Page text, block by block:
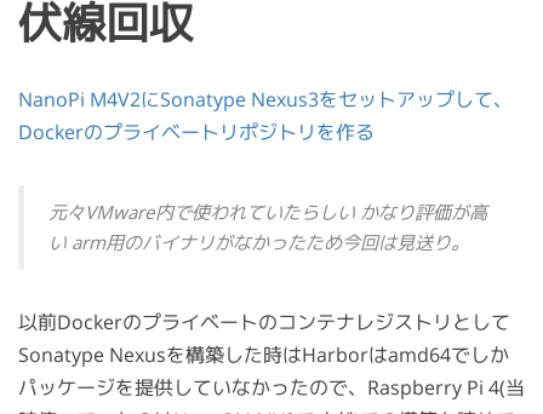
伏線回収
NanoPi M4V2にSonatype Nexus3をセットアップして、
Dockerのプライベートリポジトリを作る
元々VMware内で使われていたらしい かなり評価が高
い arm用のバイナリがなかったため今回は見送り。
以前Dockerのプライベートのコンテナレジストリとして
Sonatype Nexusを構築した時はHarborはamd64でしか
パッケージを提供していなかったので、Raspberry Pi 4(当